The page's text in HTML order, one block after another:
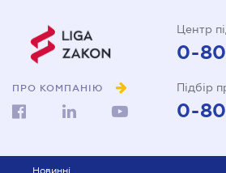
ПРО КОМПАНІЮ
Центр
0-
Підбір
0-
Новинні